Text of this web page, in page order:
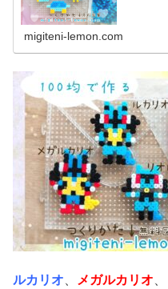
migiteni-lemon.com
ルカリオ メガルカリオ